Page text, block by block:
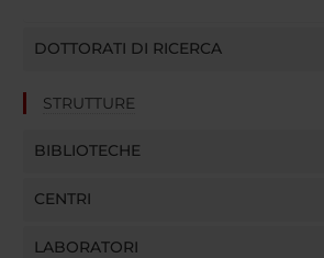
DOTTORATI DI RICERCA
STRUTTURE
BIBLIOTECHE
CENTRI
LABORATORI